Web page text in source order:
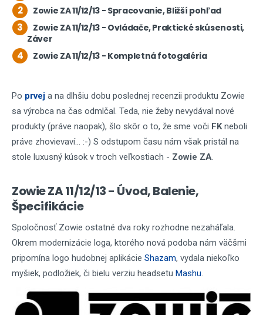
2 Zowie ZA 11/12/13 - Spracovanie, Bližší pohľad
3
Zowie ZA 11/12/13 - Ovládače, Praktické skúsenosti,
Záver
4 Zowie ZA 11/12/13 - Kompletná fotogaléria
Po prvej a na dlhšiu dobu poslednej recenzii produktu Zowie
sa výrobca na čas odmlčal. Teda, nie žeby nevydával nové
produkty (práve naopak), šlo skôr o to, že sme voči FKneboli
práve zhovievaví... :-) S odstupom času nám však pristál na
stole luxusný kúsok v troch veľkostiach - Zowie ZA.
Zowie ZA 11/12/13 - Úvod, Balenie,
Špecifikácie
Spoločnosť Zowie ostatné dva roky rozhodne nezaháľala.
Okrem modernizácie loga, ktorého nová podoba nám väčšmi
pripomína logo hudobnej aplikácie Shazam, vydala niekoľko
myšiek, podložiek, či bielu verziu headsetu Mashu.